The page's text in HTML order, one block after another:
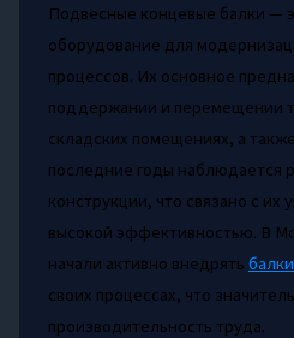
Подвесные концевые балки —
оборудование для
процессов. Их основное
поддержании и перемещении
складских помещениях, а
последние годы наблюдается
конструкции, что связано с их
высокой эффективностью. В
начали активно внедрять
своих процессах, что
производительность труда.